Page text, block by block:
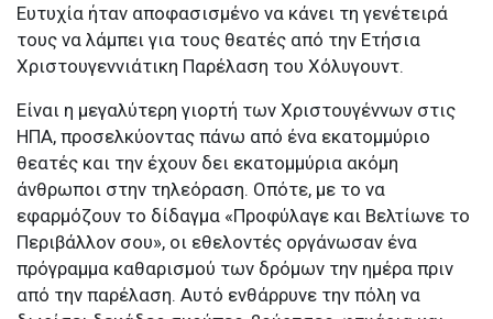
Ευτυχία ήταν αποφασισμένο να κάνει τη γενέτειρά
τους να λάμπει για τους θεατές από την Ετήσια
Χριστουγεννιάτικη Παρέλαση του Χόλυγουντ.
Είναι η μεγαλύτερη γιορτή των Χριστουγέννων στις
ΗΠΑ, προσελκύοντας πάνω από ένα εκατομμύριο
θεατές και την έχουν δει εκατομμύρια ακόμη
άνθρωποι στην τηλεόραση. Οπότε, με το να
εφαρμόζουν το δίδαγμα «Προφύλαγε και Βελτίωνε το
Περιβάλλον σου», οι εθελοντές οργάνωσαν ένα
πρόγραμμα καθαρισμού των δρόμων την ημέρα πριν
από την παρέλαση. Αυτό ενθάρρυνε την πόλη να